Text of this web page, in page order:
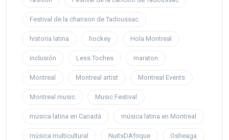
Festival de la chanson de Tadoussac
historia latina hockey Hola Montreal
inclusión Less Toches maraton
Montreal Montreal artist Montreal Events
Montreal music Music Festival
música latina en Canadá música latina en Montreal
música multicultural NuitsDAfrique Osheaga